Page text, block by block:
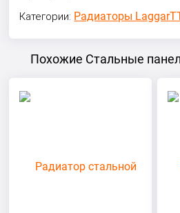
Категории: Радиаторы
Похожие Стальные